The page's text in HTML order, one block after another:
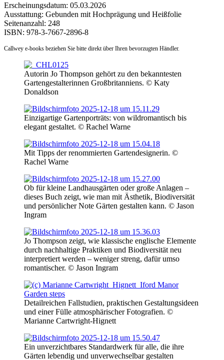
Erscheinungsdatum: 05.03.2026
Ausstattung: Gebunden mit Hochprägung und Heißfolie
Seitenanzahl: 248
ISBN: 978-3-7667-2896-8
Callwey e-books beziehen Sie bitte direkt über Ihren bevorzugten Händler.
Autorin Jo Thompson gehört zu den bekanntesten
Gartengestalterinnen Großbritanniens. © Katy
Donaldson
Einzigartige Gartenporträts: von wildromantisch bis
elegant gestaltet. © Rachel Warne
Mit Tipps der renommierten Gartendesignerin. ©
Rachel Warne
Ob für kleine Landhausgärten oder große Anlagen –
dieses Buch zeigt, wie man mit Ästhetik, Biodiversität
und persönlicher Note Gärten gestalten kann. © Jason
Ingram
Jo Thompson zeigt, wie klassische englische Elemente
durch nachhaltige Praktiken und Biodiversität neu
interpretiert werden – weniger streng, dafür umso
romantischer. © Jason Ingram
Detailreichen Fallstudien, praktischen Gestaltungsideen
und einer Fülle atmosphärischer Fotografien. ©
Marianne Cartwright-Hignett
Ein unverzichtbares Standardwerk für alle, die ihre
Gärten lebendig und unverwechselbar gestalten